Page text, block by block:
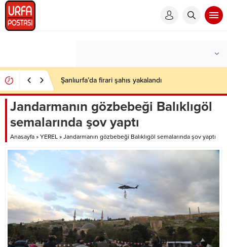
Şanlıurfa’da firari şahıs yakalandı
Jandarmanın gözbebeği Balıklıgöl
semalarında şov yaptı
Anasayfa » YEREL » Jandarmanın gözbebeği Balıklıgöl semalarında şov yaptı